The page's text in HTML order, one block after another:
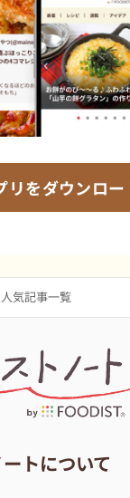
リをダウンロー
人気記事一覧
トについて